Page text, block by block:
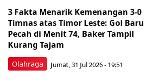
Olahraga
3 Fakta Menarik Kemenangan 3-0
Timnas atas Timor Leste: Gol Baru
Pecah di Menit 74, Baker Tampil
Kurang Tajam
Jumat, 31 Jul 2026 - 19:51